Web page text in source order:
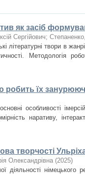
як засіб
Сергійович;
літературні твори в
Методологія
робить їх
особливості
наративу,
творчості
Олександрівна (2025)
діяльності